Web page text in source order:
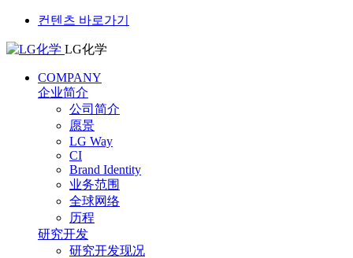
컨텐츠 바로가기
LG化学
COMPANY
企业简介
公司简介
愿景
LG Way
CI
Brand Identity
业务范围
全球网络
历程
研究开发
研究开发现况